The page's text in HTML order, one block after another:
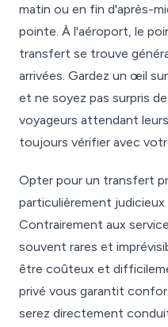
matin ou en fin d'après-
pointe. À l'aéroport, le
transfert se trouve
arrivées. Gardez un œil
et ne soyez pas surpris
voyageurs attendant
toujours vérifier avec
Opter pour un transfert
particulièrement
Contrairement aux
souvent rares et
être coûteux et
privé vous garantit
serez directement